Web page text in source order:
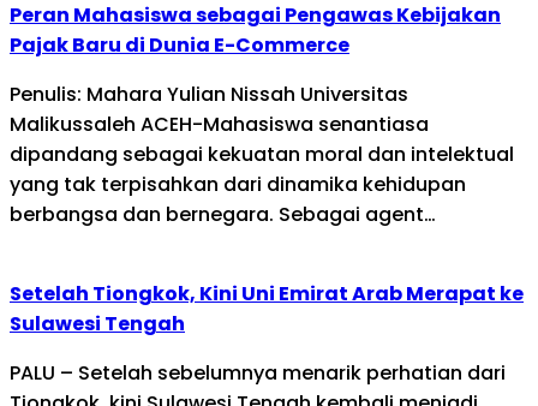
Peran Mahasiswa sebagai Pengawas Kebijakan
Pajak Baru di Dunia E-Commerce
Penulis: Mahara Yulian Nissah Universitas
Malikussaleh ACEH-Mahasiswa senantiasa
dipandang sebagai kekuatan moral dan intelektual
yang tak terpisahkan dari dinamika kehidupan
berbangsa dan bernegara. Sebagai agent…
Setelah Tiongkok, Kini Uni Emirat Arab Merapat ke
Sulawesi Tengah
PALU – Setelah sebelumnya menarik perhatian dari